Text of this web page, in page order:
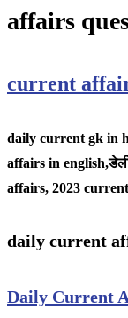
affairs
current
daily current gk in
affairs in english,
affairs, 2023
daily current
Daily Current